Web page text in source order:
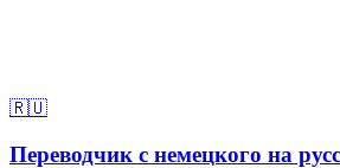
🇷🇺
Переводчик с немецкого на